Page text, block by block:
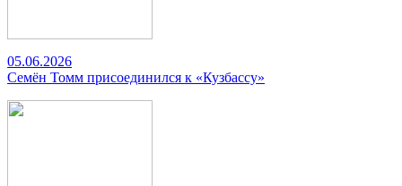
05.06.2026
Семён Томм присоединился к «Кузбассу»